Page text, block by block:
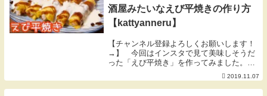
酒屋みたいなえび平焼きの作り方
【kattyanneru】
【チャンネル登録よろしくお願いします！
→】 今回はインスタで見て美味しそうだ
った「えび平焼き」を作ってみました。
ぷりぷりの海老を卵で巻いて、周りにかけ
たソースとマヨネーズが美味しいレシピで
す。▼今回使用した材料▼・海老 10尾・
2019.11.07